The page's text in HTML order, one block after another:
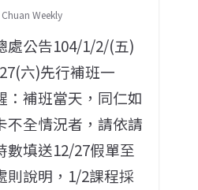
Weekly
處公告104/1/2/(五)
六)先行補班一
：補班當天，同仁如
不全情況者，請依請
數填送12/27假單至
則說明，1/2課程採